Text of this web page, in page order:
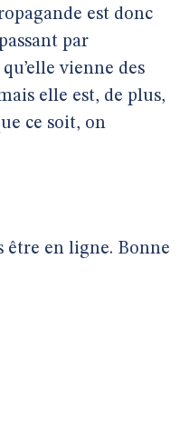
est donc
par
vienne des
elle est, de plus,
ce soit, on
être en ligne. Bonne